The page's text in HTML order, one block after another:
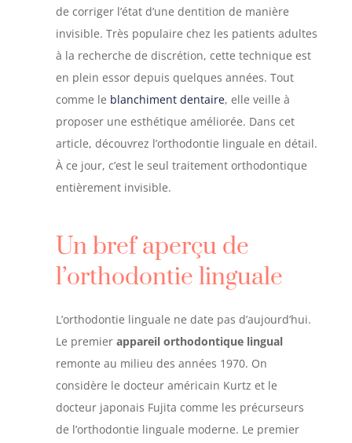
de corriger l’état d’une dentition de manière
invisible. Très populaire chez les patients adultes
à la recherche de discrétion, cette technique est
en plein essor depuis quelques années. Tout
comme le blanchiment dentaire, elle veille à
proposer une esthétique améliorée. Dans cet
article, découvrez l’orthodontie linguale en détail.
À ce jour, c’est le seul traitement orthodontique
entièrement invisible.
Un bref aperçu de
l’orthodontie linguale
L’orthodontie linguale ne date pas d’aujourd’hui.
Le premier appareil orthodontique lingual
remonte au milieu des années 1970. On
considère le docteur américain Kurtz et le
docteur japonais Fujita comme les précurseurs
de l’orthodontie linguale moderne. Le premier